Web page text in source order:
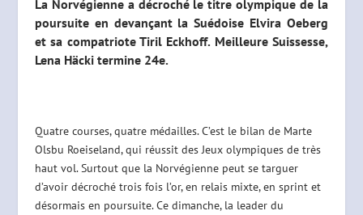
La Norvégienne a décroché le titre olympique de la
poursuite en devançant la Suédoise Elvira Oeberg
et sa compatriote Tiril Eckhoff. Meilleure Suissesse,
Lena Häcki termine 24e.
Quatre courses, quatre médailles. C’est le bilan de Marte
Olsbu Roeiseland, qui réussit des Jeux olympiques de très
haut vol. Surtout que la Norvégienne peut se targuer
d’avoir décroché trois fois l’or, en relais mixte, en sprint et
désormais en poursuite. Ce dimanche, la leader du